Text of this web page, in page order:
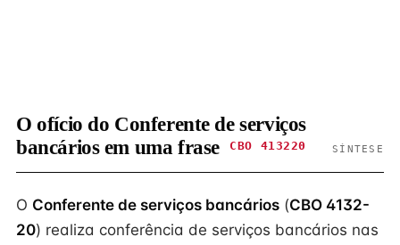
O ofício do Conferente de serviços
bancários em uma frase
CBO 413220 SÍNTESE
O Conferente de serviços bancários (CBO 4132-
20) realiza conferência de serviços bancários nas